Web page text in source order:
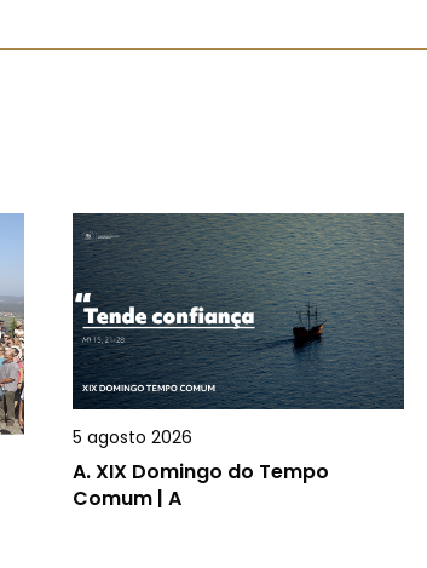
5 agosto 2026
A.XIX Domingo do Tempo
Comum | A